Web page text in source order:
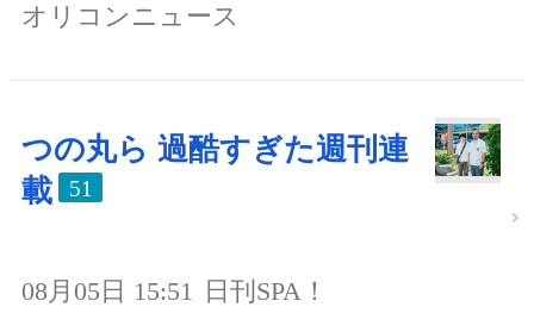
オリコンニュース
つの丸ら 過酷すぎた週刊連
載
51
08月05日 15:51 日刊SPA！